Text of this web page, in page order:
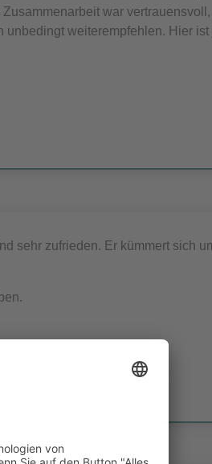
war
weiterempfehlen. Hier
sehr zufrieden. Er kümmert sich